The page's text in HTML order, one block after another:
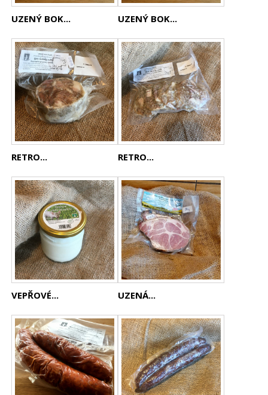
UZENÝ BOK... UZENÝ BOK...
RETRO... RETRO...
VEPŘOVÉ... UZENÁ...